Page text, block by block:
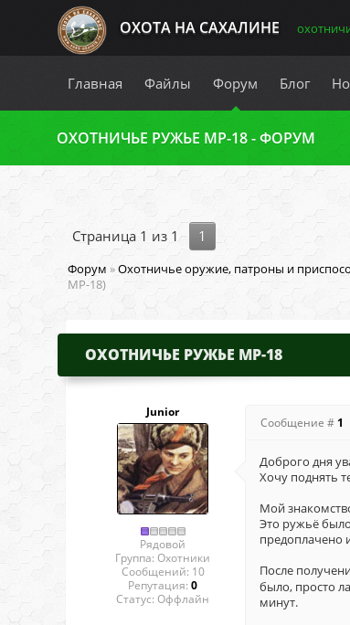
ОХОТА НА САХАЛИНЕ
Главная Файлы Форум Блог
ОХОТНИЧЬЕ РУЖЬЕ МР-18 - ФОРУМ
Страница 1 из 1 1
Форум »Охотничье оружие, патроны и
МР-18)
ОХОТНИЧЬЕ РУЖЬЕ МР-18
Junior
Рядовой
Группа: Охотники
Сообщений: 10
Репутация: 0
Статус: Оффлайн
Сообщение # 1
Доброго дня
Хочу поднять
Мой
Это ружьё
предоплачено
После
было, просто
минут.